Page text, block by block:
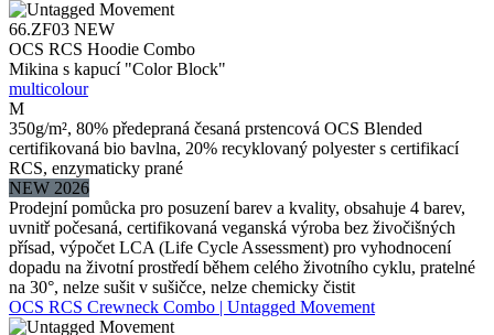
66.ZF03 NEW
OCS RCS Hoodie Combo
Mikina s kapucí "Color Block"
multicolour
M
350g/m², 80% předepraná česaná prstencová OCS Blended
certifikovaná bio bavlna, 20% recyklovaný polyester s certifikací
RCS, enzymaticky prané
NEW 2026
Prodejní pomůcka pro posuzení barev a kvality, obsahuje 4 barev,
uvnitř počesaná, certifikovaná veganská výroba bez živočišných
přísad, výpočet LCA (Life Cycle Assessment) pro vyhodnocení
dopadu na životní prostředí během celého životního cyklu, pratelné
na 30°, nelze sušit v sušičce, nelze chemicky čistit
OCS RCS Crewneck Combo | Untagged Movement